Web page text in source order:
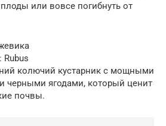
или вовсе погибнуть от
Rubus
колючий кустарник с мощными
черными ягодами, который ценит
почвы.